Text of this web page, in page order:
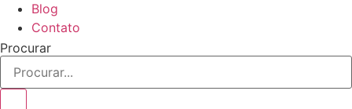
Blog
Contato
Procurar